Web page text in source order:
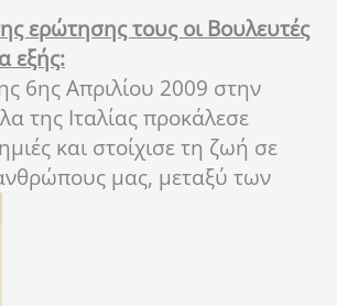
ερώτησης τους οι Βουλευτές
εξής:
6ης Απριλίου 2009 στην
της Ιταλίας προκάλεσε
και στοίχισε τη ζωή σε
μας, μεταξύ των